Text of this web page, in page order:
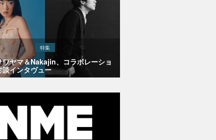
特集
ワヤマ＆Nakajin、コラボレーショ
談インタヴュー